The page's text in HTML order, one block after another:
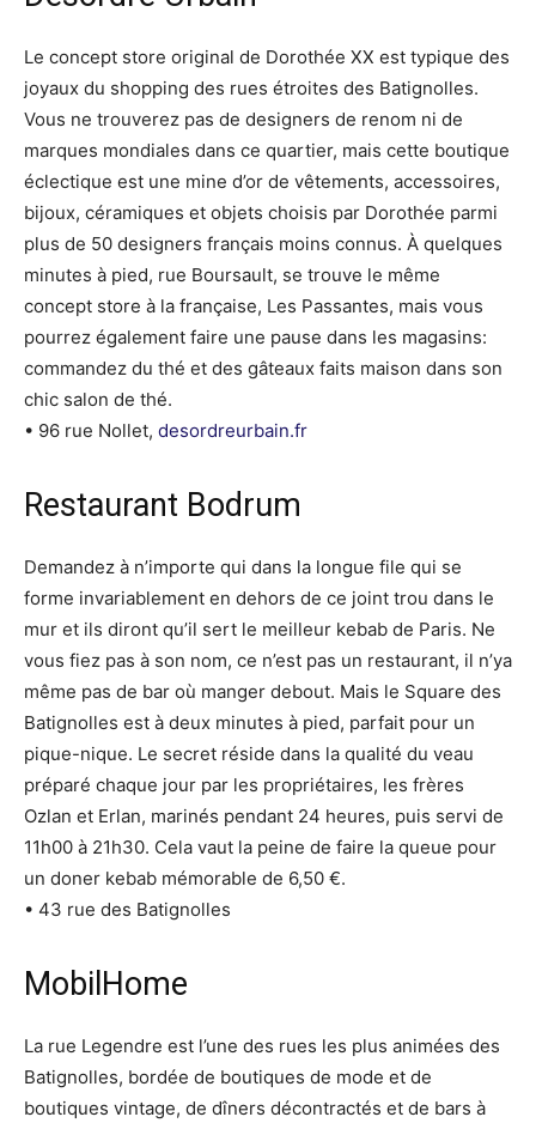
Le concept store original de Dorothée XX est typique des
joyaux du shopping des rues étroites des Batignolles.
Vous ne trouverez pas de designers de renom ni de
marques mondiales dans ce quartier, mais cette boutique
éclectique est une mine d’or de vêtements, accessoires,
bijoux, céramiques et objets choisis par Dorothée parmi
plus de 50 designers français moins connus. À quelques
minutes à pied, rue Boursault, se trouve le même
concept store à la française, Les Passantes, mais vous
pourrez également faire une pause dans les magasins:
commandez du thé et des gâteaux faits maison dans son
chic salon de thé.
• 96 rue Nollet, desordreurbain.fr
Restaurant Bodrum
Demandez à n’importe qui dans la longue file qui se
forme invariablement en dehors de ce joint trou dans le
mur et ils diront qu’il sert le meilleur kebab de Paris. Ne
vous fiez pas à son nom, ce n’est pas un restaurant, il n’ya
même pas de bar où manger debout. Mais le Square des
Batignolles est à deux minutes à pied, parfait pour un
pique-nique. Le secret réside dans la qualité du veau
préparé chaque jour par les propriétaires, les frères
Ozlan et Erlan, marinés pendant 24 heures, puis servi de
11h00 à 21h30. Cela vaut la peine de faire la queue pour
un doner kebab mémorable de 6,50 €.
• 43 rue des Batignolles
MobilHome
La rue Legendre est l’une des rues les plus animées des
Batignolles, bordée de boutiques de mode et de
boutiques vintage, de dîners décontractés et de bars à